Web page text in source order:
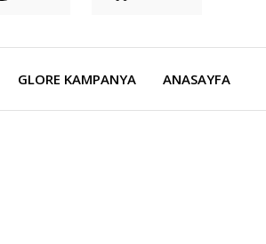
GLORE KAMPANYA ANASAYFA